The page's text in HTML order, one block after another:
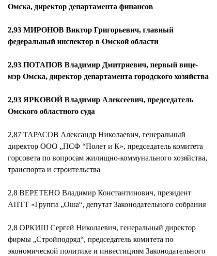
Омска, директор департамента финансов
2,93 МИРОНОВ Виктор Григорьевич, главный
федеральный инспектор в Омской области
2,93 ПОТАПОВ Владимир Дмитриевич, первый вице-
мэр Омска, директор департамента городского хозяйства
2,93 ЯРКОВОЙ Владимир Алексеевич, председатель
Омского областного суда
2,87 ТАРАСОВ Александр Николаевич, генеральный
директор ООО „ПСФ “Полет и К», председатель комитета
горсовета по вопросам жилищно-коммунального хозяйства,
транспорта и строительства
2,8 ВЕРЕТЕНО Владимир Константинович, президент
АПТТ «Группа „Оша“, депутат Законодательного собрания
2,8 ОРКИШ Сергей Николаевич, генеральный директор
фирмы „Стройподряд“, председатель комитета по
экономической политике и инвестициям Законодательного